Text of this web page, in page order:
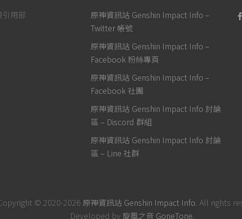
用部
原神資訊站 Genshin Impact Info –
Twitter 帳號
原神資訊站 Genshin Impact Info –
Facebook 粉絲專頁
原神資訊站 Genshin Impact Info –
Facebook 社團
原神資訊站 Genshin Impact Info 討論
區 – Discord 群組
原神資訊站 Genshin Impact Info 討論
區 – Line 社群
© 2020-2026 原神資訊站 Genshin Impact Info. All rights
Developed by 旋風之音 GoneTone.